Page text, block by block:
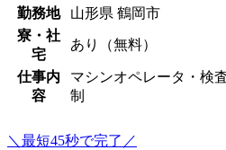
勤務地
山形県 鶴岡市
寮・社
宅
あり（無料）
仕事内
容
マシンオペレータ・検
制
＼最短45秒で完了／